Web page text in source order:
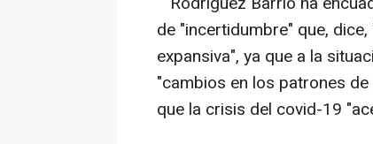
de "incertidumbre" que,
expansiva", ya que a la
"cambios en los patrones
que la crisis del covid-19